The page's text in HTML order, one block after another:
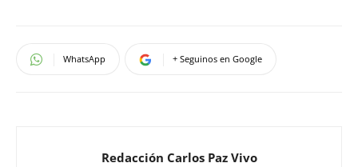
WhatsApp + Seguinos en Google
Redacción Carlos Paz Vivo